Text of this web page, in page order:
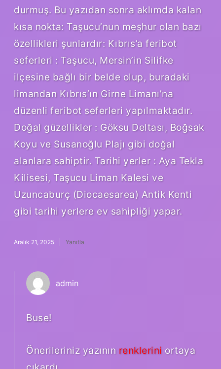
durmuş. Bu yazıdan sonra aklımda kalan
kısa nokta: Taşucu’nun meşhur olan bazı
özellikleri şunlardır: Kıbrıs’a feribot
seferleri : Taşucu, Mersin’in Silifke
ilçesine bağlı bir belde olup, buradaki
limandan Kıbrıs’ın Girne Limanı’na
düzenli feribot seferleri yapılmaktadır.
Doğal güzellikler : Göksu Deltası, Boğsak
Koyu ve Susanoğlu Plajı gibi doğal
alanlara sahiptir. Tarihi yerler : Aya Tekla
Kilisesi, Taşucu Liman Kalesi ve
Uzuncaburç (Diocaesarea) Antik Kenti
gibi tarihi yerlere ev sahipliği yapar.
Aralık 21, 2025 Yanıtla
admin
Buse!
Önerileriniz yazının renklerini ortaya